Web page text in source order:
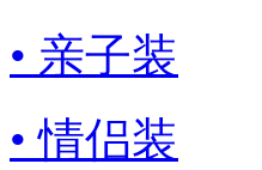
• 亲子装
• 情侣装